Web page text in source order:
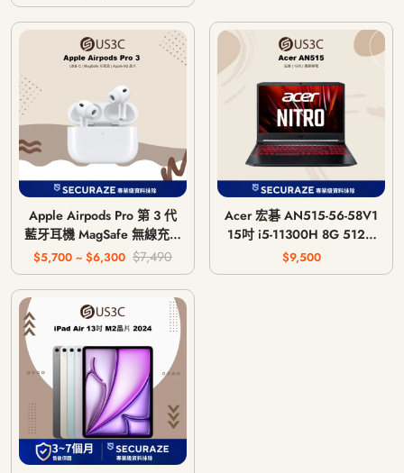
Apple Airpods Pro 第 3 代
藍牙耳機 MagSafe 無線充電
版 USB-C
$5,700 ~ $6,300 $7,490
Acer 宏碁 AN515-56-58V1
15吋 i5-11300H 8G 512G
GTX 1650 4G
$9,500